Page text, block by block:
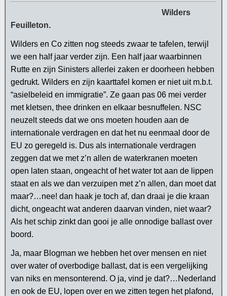
Wilders
Feuilleton.
Wilders en Co zitten nog steeds zwaar te tafelen, terwijl
we een half jaar verder zijn. Een half jaar waarbinnen
Rutte en zijn Sinisters allerlei zaken er doorheen hebben
gedrukt. Wilders en zijn kaarttafel komen er niet uit m.b.t.
“asielbeleid en immigratie”. Ze gaan pas 06 mei verder
met kletsen, thee drinken en elkaar besnuffelen. NSC
neuzelt steeds dat we ons moeten houden aan de
internationale verdragen en dat het nu eenmaal door de
EU zo geregeld is. Dus als internationale verdragen
zeggen dat we met z’n allen de waterkranen moeten
open laten staan, ongeacht of het water tot aan de lippen
staat en als we dan verzuipen met z’n allen, dan moet dat
maar?…nee! dan haak je toch af, dan draai je die kraan
dicht, ongeacht wat anderen daarvan vinden, niet waar?
Als het schip zinkt dan gooi je alle onnodige ballast over
boord.
Ja, maar Blogman we hebben het over mensen en niet
over water of overbodige ballast, dat is een vergelijking
van niks en mensonterend. O ja, vind je dat?…Nederland
en ook de EU, lopen over en we zitten tegen het plafond,